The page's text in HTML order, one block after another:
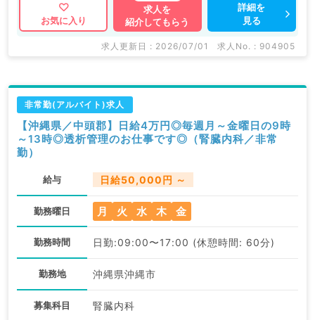
お気に入り
求人を
紹介してもらう
詳細を
見る
求人更新日 : 2026/07/01 求人No. : 904905
非常勤(アルバイト)求人
【沖縄県／中頭郡】日給4万円◎毎週月～金曜日の9時
～13時◎透析管理のお仕事です◎（腎臓内科／非常
勤）
給与 日給50,000円 ～
勤務曜日 月 火 水 木 金
勤務時間 日勤:09:00〜17:00 (休憩時間: 60分)
勤務地 沖縄県沖縄市
募集科目 腎臓内科